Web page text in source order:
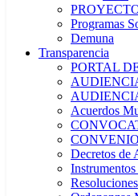
Programas
Demuna
Transparencia
PORTAL
Acuerdos
Decretos de